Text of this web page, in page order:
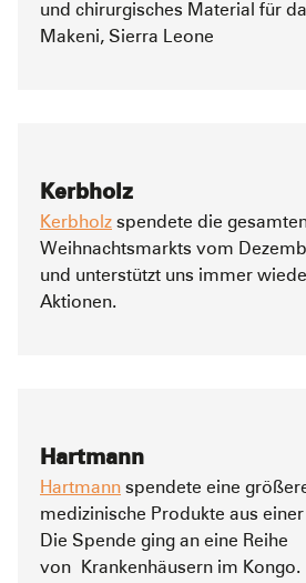
und chirurgisches Material für
Makeni, Sierra Leone
Kerbholz
Kerbholz spendete die
Weihnachtsmarkts vom
und unterstützt uns immer
Aktionen.
Hartmann
Hartmann spendete eine
medizinische Produkte aus
Die Spende ging an eine Reihe
von Krankenhäusern im Kongo.